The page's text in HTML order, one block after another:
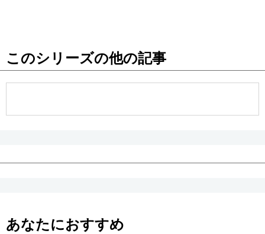
お知らせ
このシリーズの他の記事
あなたにおすすめ